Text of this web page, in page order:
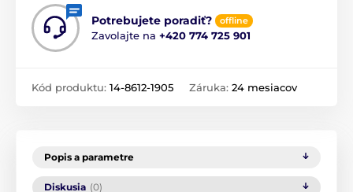
Potrebujete poradiť? offline
Zavolajte na +420 774 725 901
Kód produktu: 14-8612-1905 Záruka: 24 mesiacov
Popis a parametre
Diskusia (0)